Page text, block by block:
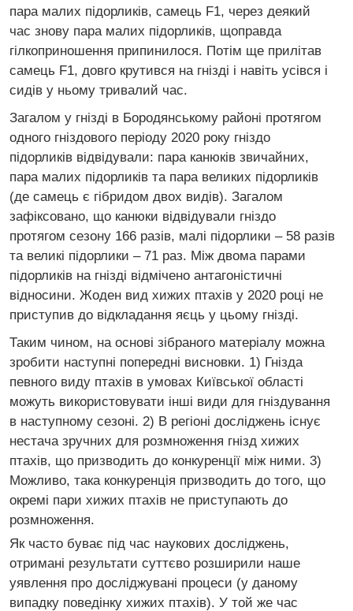
пара малих підорликів, самець F1, через деякий
час знову пара малих підорликів, щоправда
гілкоприношення припинилося. Потім ще прилітав
самець F1, довго крутився на гнізді і навіть усівся і
сидів у ньому тривалий час.
Загалом у гнізді в Бородянському районі протягом
одного гніздового періоду 2020 року гніздо
підорликів відвідували: пара канюків звичайних,
пара малих підорликів та пара великих підорликів
(де самець є гібридом двох видів). Загалом
зафіксовано, що канюки відвідували гніздо
протягом сезону 166 разів, малі підорлики – 58 разів
та великі підорлики – 71 раз. Між двома парами
підорликів на гнізді відмічено антагоністичні
відносини. Жоден вид хижих птахів у 2020 році не
приступив до відкладання яєць у цьому гнізді.
Таким чином, на основі зібраного матеріалу можна
зробити наступні попередні висновки. 1) Гнізда
певного виду птахів в умовах Київської області
можуть використовувати інші види для гніздування
в наступному сезоні. 2) В регіоні досліджень існує
нестача зручних для розмноження гнізд хижих
птахів, що призводить до конкуренції між ними. 3)
Можливо, така конкуренція призводить до того, що
окремі пари хижих птахів не приступають до
розмноження.
Як часто буває під час наукових досліджень,
отримані результати суттєво розширили наше
уявлення про досліджувані процеси (у даному
випадку поведінку хижих птахів). У той же час